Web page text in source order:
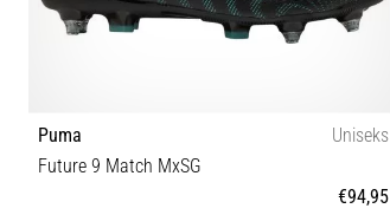
Puma
Uniseks
Future 9 Match MxSG
€94,95